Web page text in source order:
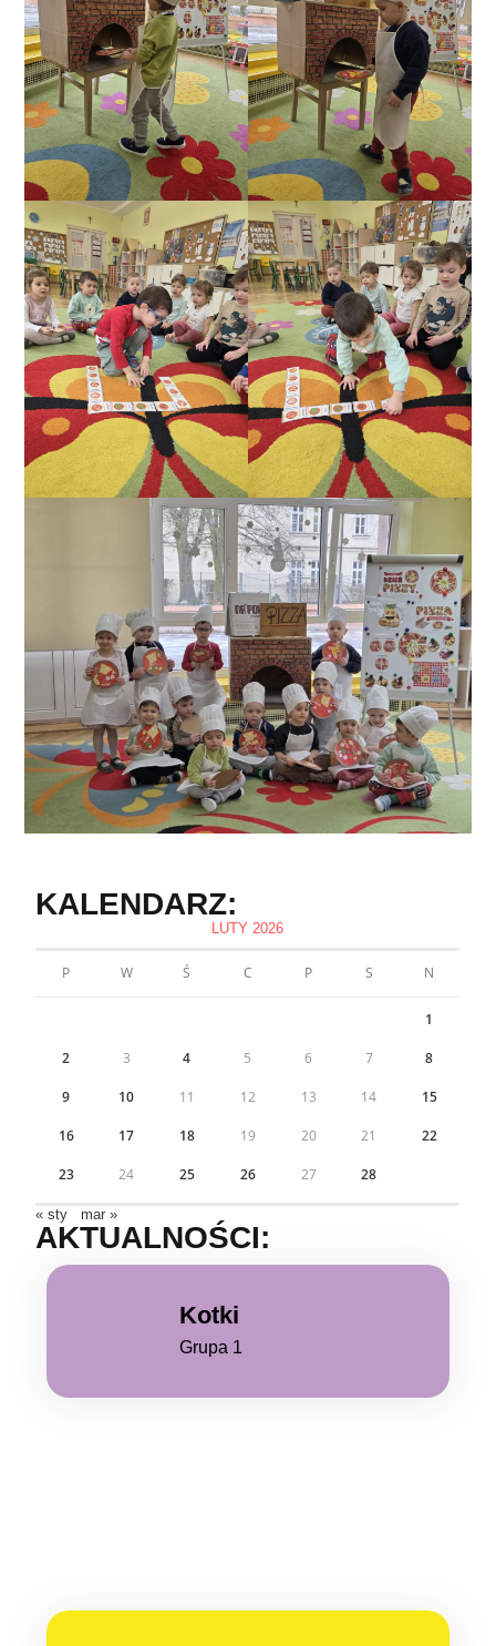
KALENDARZ:
LUTY 2026
P W Ś C P S N
1
2 3 4 5 6 7 8
9 10 11 12 13 14 15
16 17 18 19 20 21 22
23 24 25 26 27 28
« sty mar »
AKTUALNOŚCI:
Kotki
Grupa 1